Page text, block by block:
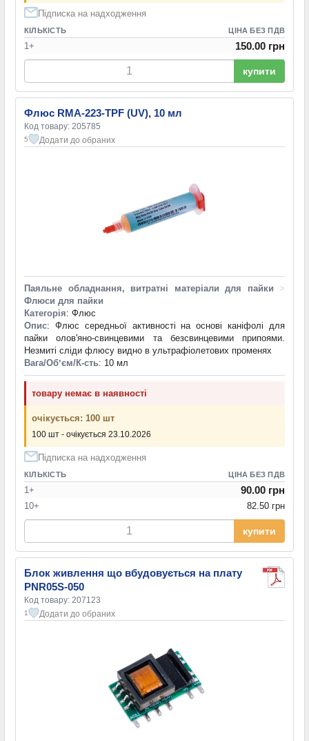
Підписка на надходження
КІЛЬКІСТЬ ЦІНА БЕЗ ПДВ
1+ 150.00 грн
купити
Флюс RMA-223-TPF (UV), 10 мл
Код товару: 205785
5 Додати до обраних
Паяльне обладнання, витратні матеріали для пайки
>
Флюси для пайки
Категорія: Флюс
Опис: Флюс середньої активності на основі каніфолі для
пайки олов'яно-свинцевими та безсвинцевими припоями.
Незмиті сліди флюсу видно в ультрафіолетових променях
Вага/Обʼєм/К-сть: 10 мл
товару немає в наявності
очікується: 100 шт
100 шт - очікується 23.10.2026
Підписка на надходження
КІЛЬКІСТЬ ЦІНА БЕЗ ПДВ
1+ 90.00 грн
10+ 82.50 грн
купити
Блок живлення що вбудовується на плату
PNR05S-050
Код товару: 207123
1 Додати до обраних